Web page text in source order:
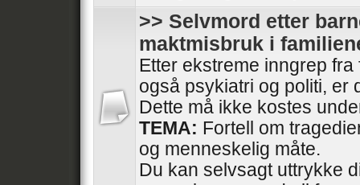
>> Selvmord etter
maktmisbruk i
Etter ekstreme inngrep
også psykiatri og politi, er
Dette må ikke kostes
TEMA: Fortell om
og menneskelig måte.
Du kan selvsagt uttrykke